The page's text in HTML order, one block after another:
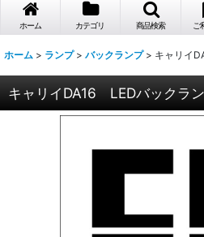
ホーム カテゴリ 商品検索 ご
ホーム > ランプ > バックランプ > キャリイ
キャリイDA16 LEDバックラ